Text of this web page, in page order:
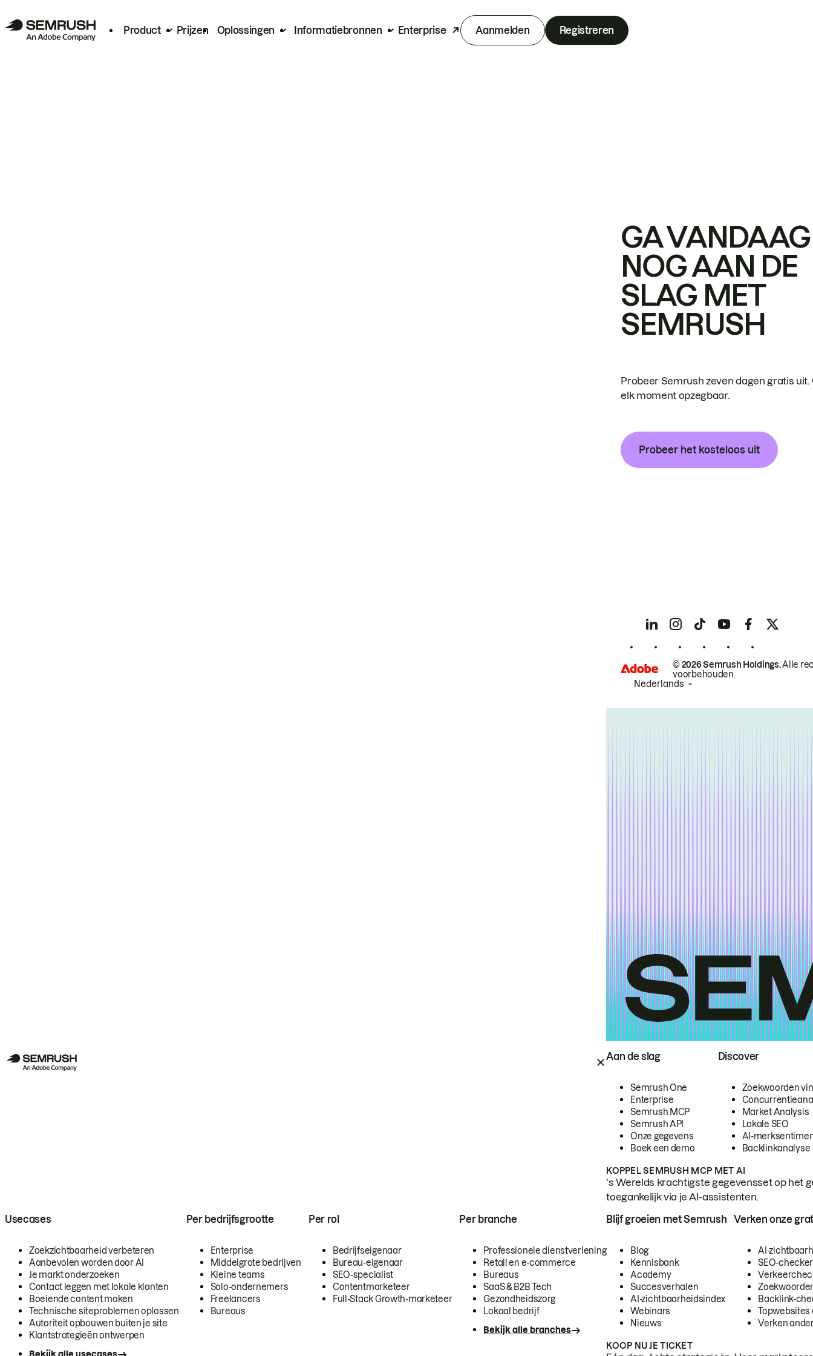
Product Prijzen Oplossingen Informatiebronnen Enterprise Aanmelden Registreren
Aan de slag
Semrush One
Enterprise
Semrush MCP
Semrush API
Onze gegevens
Boek een demo
Discover
Zoekwoorden
Market Analysis
Lokale SEO
AI-
Backlinkanalyse
KOPPEL SEMRUSH MCP MET AI
's Werelds krachtigste gegevensset op het
toegankelijk via je AI-assistenten.
Usecases
Zoekzichtbaarheid verbeteren
Aanbevolen worden door AI
Je markt onderzoeken
Contact leggen met lokale klanten
Boeiende content maken
Technische siteproblemen oplossen
Autoriteit opbouwen buiten je site
Klantstrategieën ontwerpen
Per bedrijfsgrootte
Enterprise
Middelgrote bedrijven
Kleine teams
Solo-ondernemers
Freelancers
Bureaus
Per rol
Bedrijfseigenaar
Bureau-eigenaar
SEO-specialist
Contentmarketeer
Full-Stack Growth-marketeer
Per branche
Professionele dienstverlening
Retail en e-commerce
Bureaus
SaaS & B2B Tech
Gezondheidszorg
Lokaal bedrijf
Bekijk alle branches
Blijf groeien met Semrush
Blog
Kennisbank
Academy
Succesverhalen
AI-zichtbaarheidsindex
Webinars
Nieuws
Verken onze
AI-
SEO-checker
Backlink-
Topwebsites
Verken
KOOP NU JE TICKET
GA VANDAAG
NOG AAN DE
SLAG MET
SEMRUSH
Probeer Semrush zeven dagen gratis uit.
elk moment opzegbaar.
Probeer het kosteloos uit
© 2026 Semrush Holdings.Alle
voorbehouden.
Nederlands